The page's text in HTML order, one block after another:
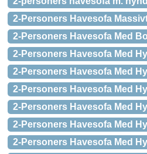
2-Personers Havesofa
2-Personers Havesofa Med
2-Personers Havesofa Med
2-Personers Havesofa Med
2-Personers Havesofa Med
2-Personers Havesofa Med
2-Personers Havesofa Med
2-Personers Havesofa Med